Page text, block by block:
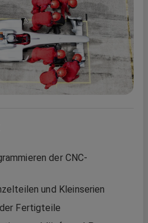
der CNC-
und Kleinserien
Fertigteile